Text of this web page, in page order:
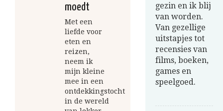
moedt
Met een
liefde voor
eten en
reizen,
neem ik
mijn kleine
mee in een
ontdekkingstocht
in de wereld
gezin en ik blij
van worden.
Van gezellige
uitstapjes tot
recensies van
films, boeken,
games en
speelgoed.